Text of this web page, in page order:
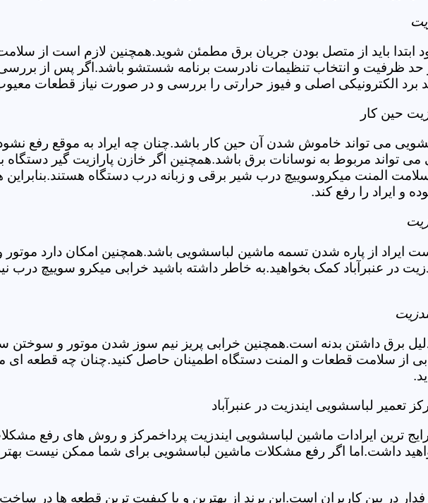
باید از متصل بودن جریان برق مطمئن شوید.همچنین لازم است از
حد ظرفیت و انتخاب تنظیمات نادرست برنامه شستشو باشد.اگر پس از
برد الکترونیکی اصلی و فیوز حرارتی را بررسی و در صورت نیاز قطعات
حین کار
می تواند خاموش شدن آن حین کار باشد.چنان چه ایراد به موقع رفع
مربوط به نوسانات برق باشد.همچنین اگر خازن پارازیت گیر
المنت میکروسوییچ درب شیر برقی و زبانه درب دستگاه هستند.بنابراین
و ایراد را رفع کند.
از پاره شدن تسمه ماشین لباسشویی باشد.همچنین امکان دارد موتور و
در عنبرآباد کمک بخواهید.به خاطر داشته باشید خرابی میکرو سوییچ
برق داشتن بدنه است.همچنین خرابی پریز نیم سوز شدن موتور و سوختن
از سلامت قطعات و المنت دستگاه اطمینان حاصل کنید.چنان چه قطعه ای
لباسشویی ایندزیت در عنبرآباد
ترین ایرادات ماشین لباسشویی ایندزیت پرداخمرکز و روش های رفع
داشت.اما اگر رفع مشکلات ماشین لباسشویی برای شما ممکن نیست
در بین کاربران است.این برند از بهترین و با کیفیت ترین قطعه ها در